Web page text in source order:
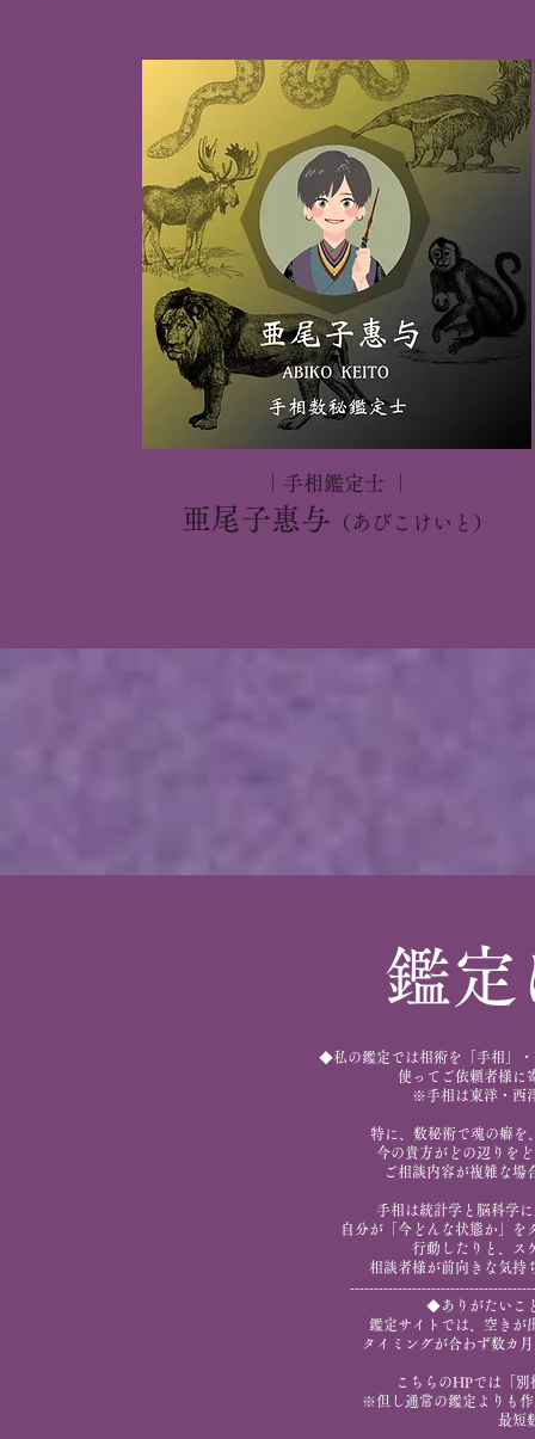
｜手相鑑定士 ｜
亜 尾 子惠与 （あびこけいと）
鑑定
◆私の鑑定では相術を「手相」
使ってご依頼者様に
※手相は東洋・西
特に、数秘術で魂の癖を
今の貴方がどの辺りを
ご相談内容が複雑な場
手相は統計学と脳科学
自分が「今どんな状態か」を
行動したりと、ス
相談者様が前向きな気持
◆ありがたいこ
鑑定サイトでは、空きが
タイミングが合わず数カ
こちらのHPでは「
※但し通常の鑑定よりも
最短